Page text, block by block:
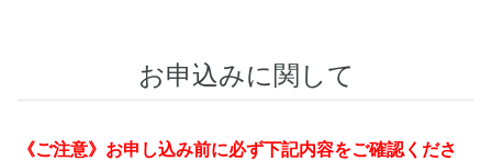
お申込みに関して
《ご注意》お申し込み前に必ず下記内容をご確認くださ